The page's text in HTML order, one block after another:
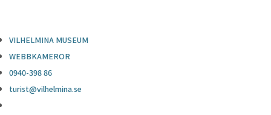
VILHELMINA MUSEUM
WEBBKAMEROR
0940-398 86
turist@vilhelmina.se